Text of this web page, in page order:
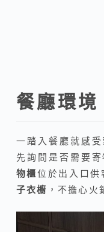
餐廳環境
一踏入餐廳就感
先詢問是否需要
物櫃位於出入口供
子衣櫥 ，不擔心火